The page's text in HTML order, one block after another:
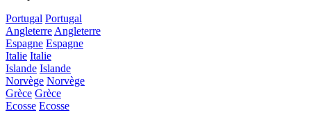
Portugal Portugal
AngleterreAngleterre
Espagne Espagne
Italie Italie
Islande Islande
Norvège Norvège
Grèce Grèce
Ecosse Ecosse